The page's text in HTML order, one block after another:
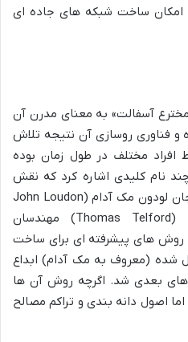
ساخت شبکه های جاده ای
آسفالت» به معنای مدرن آن
و فناوری روسازی آن نتیجه تلاش
مختلف در طول زمان بوده
نام کلیدی اشاره کرد که نقش
مهمی در این زمینه ایفا کردند. جان لودون مک آدام (John Loudon
McAdam) و توماس تلفورد (Thomas Telford) مهندسان
روش های پیشرفته ای برای ساخت
شده (معروف به مک آدام) ابداع
های بعدی شد. اگرچه روش آن ها
اصول دانه بندی و تراکم مصالح